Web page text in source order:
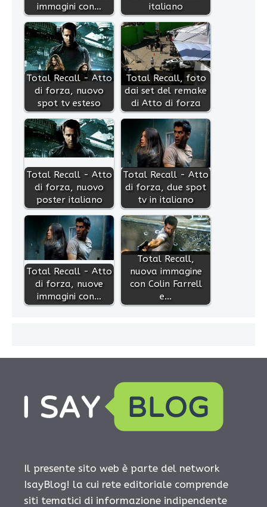
immagini con…
italiano
Total Recall - Atto
di forza, nuovo
spot tv esteso
Total Recall, foto
dai set del remake
di Atto di forza
Total Recall - Atto
di forza, nuovo
poster italiano
Total Recall - Atto
di forza, due spot
tv in italiano
Total Recall - Atto
di forza, nuove
immagini con…
Total Recall,
nuova immagine
con Colin Farrell
e…
Il presente sito web è parte del network
IsayBlog! la cui rete editoriale comprende
siti tematici di informazione indipendente